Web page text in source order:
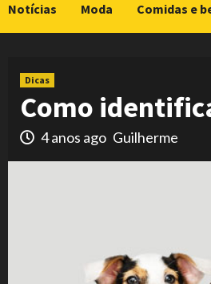
Notícias Moda Comidas e
Dicas
Como
4 anos ago Guilherme